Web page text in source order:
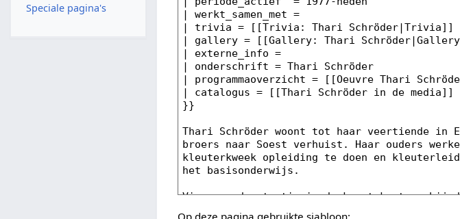
Op deze pagina gebruikte sjabloon:
Speciale pagina's